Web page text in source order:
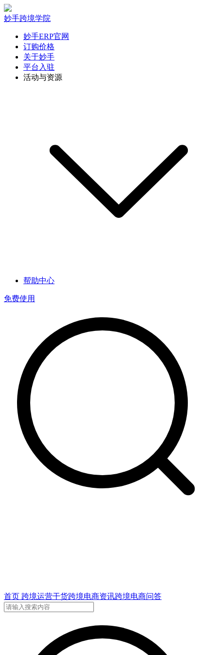
妙手跨境学院
妙手ERP官网
订购价格
关于妙手
平台入驻
活动与资源
帮助中心
免费使用
首页 跨境运营干货跨境电商资讯跨境电商问答